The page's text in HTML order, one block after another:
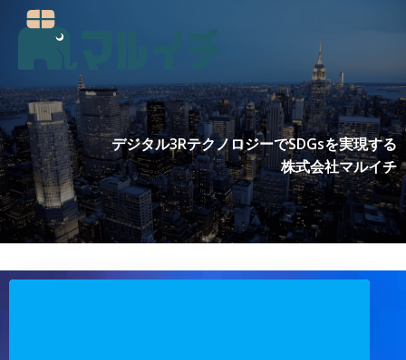
ツ
へ
ス
キ
ッ
プ
デジタル3RテクノロジーでSDGsを実現する
株式会社マルイチ